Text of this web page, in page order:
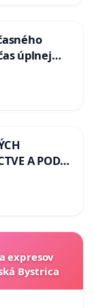
úplnej
A POD
& žiadosť
a
expresov
Bystrica